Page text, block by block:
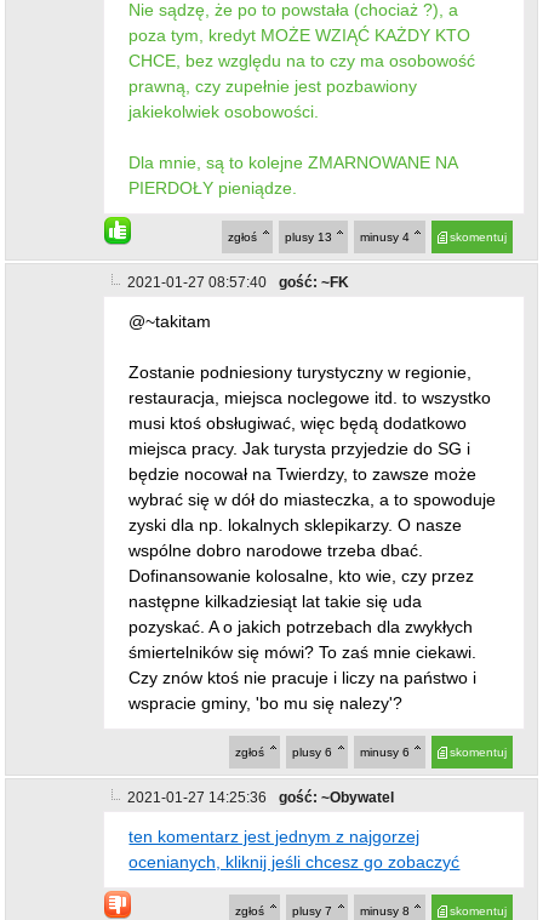
Nie sądzę, że po to powstała (chociaż ?), a
poza tym, kredyt MOŻE WZIĄĆ KAŻDY KTO
CHCE, bez względu na to czy ma osobowość
prawną, czy zupełnie jest pozbawiony
jakiekolwiek osobowości.
Dla mnie, są to kolejne ZMARNOWANE NA
PIERDOŁY pieniądze.
skomentuj
minusy 4
plusy 13
zgłoś
2021-01-27 08:57:40 gość: ~FK
@~takitam
Zostanie podniesiony turystyczny w regionie,
restauracja, miejsca noclegowe itd. to wszystko
musi ktoś obsługiwać, więc będą dodatkowo
miejsca pracy. Jak turysta przyjedzie do SG i
będzie nocował na Twierdzy, to zawsze może
wybrać się w dół do miasteczka, a to spowoduje
zyski dla np. lokalnych sklepikarzy. O nasze
wspólne dobro narodowe trzeba dbać.
Dofinansowanie kolosalne, kto wie, czy przez
następne kilkadziesiąt lat takie się uda
pozyskać. A o jakich potrzebach dla zwykłych
śmiertelników się mówi? To zaś mnie ciekawi.
Czy znów ktoś nie pracuje i liczy na państwo i
wspracie gminy, 'bo mu się nalezy'?
skomentuj
minusy 6
plusy 6
zgłoś
2021-01-27 14:25:36 gość: ~Obywatel
ten komentarz jest jednym z najgorzej
ocenianych, kliknij jeśli chcesz go zobaczyć
skomentuj
minusy 8
plusy 7
zgłoś